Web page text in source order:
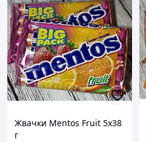
Жвачки Mentos Fruit 5x38
г